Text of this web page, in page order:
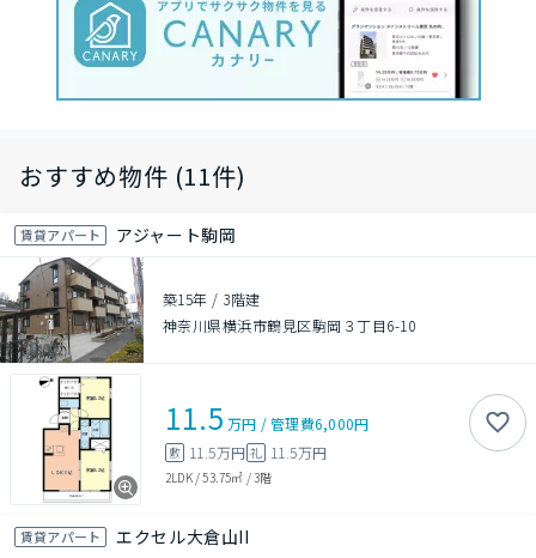
おすすめ物件 (11件)
賃貸アパート アジャート駒岡
築15年 / 3階建
神奈川県横浜市鶴見区駒岡３丁目6-10
11.5 万円 /管理費6,000円
敷 11.5万円 礼 11.5万円
2LDK/53.75㎡ /3階
賃貸アパート エクセル大倉山II